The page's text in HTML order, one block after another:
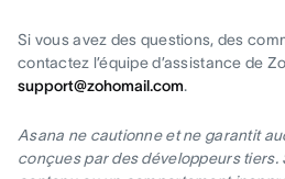
Si vous avez des questions, des
contactez l’équipe d’assistance de
support@zohomail.com.
Asana ne cautionne et ne garantit
conçues par des développeurs tiers.